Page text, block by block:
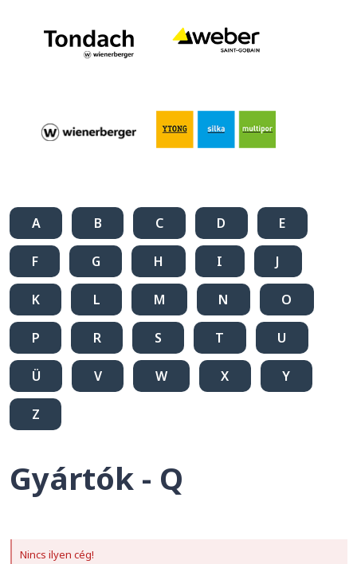
A B C D E
F G H I J
K L M N O
P R S T U
Ü V W X Y
Z
Gyártók - Q
Nincs ilyen cég!